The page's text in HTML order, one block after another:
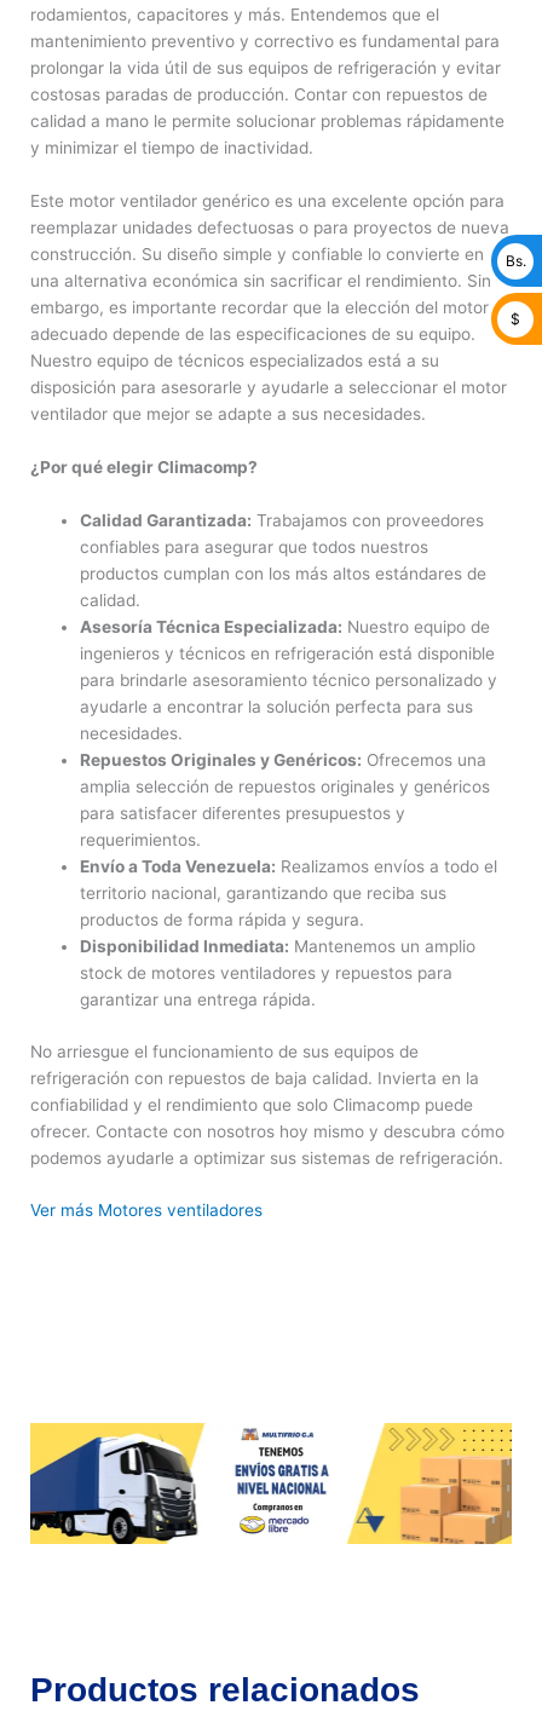
rodamientos, capacitores y más. Entendemos que el
mantenimiento preventivo y correctivo es fundamental para
prolongar la vida útil de sus equipos de refrigeración y evitar
costosas paradas de producción. Contar con repuestos de
calidad a mano le permite solucionar problemas rápidamente
y minimizar el tiempo de inactividad.
Este motor ventilador genérico es una excelente opción para
reemplazar unidades defectuosas o para proyectos de nueva
construcción. Su diseño simple y confiable lo convierte en
una alternativa económica sin sacrificar el rendimiento. Sin
embargo, es importante recordar que la elección del motor
adecuado depende de las especificaciones de su equipo.
Nuestro equipo de técnicos especializados está a su
disposición para asesorarle y ayudarle a seleccionar el motor
ventilador que mejor se adapte a sus necesidades.
¿Por qué elegir Climacomp?
Calidad Garantizada: Trabajamos con proveedores
confiables para asegurar que todos nuestros
productos cumplan con los más altos estándares de
calidad.
Asesoría Técnica Especializada: Nuestro equipo de
ingenieros y técnicos en refrigeración está disponible
para brindarle asesoramiento técnico personalizado y
ayudarle a encontrar la solución perfecta para sus
necesidades.
Repuestos Originales y Genéricos: Ofrecemos una
amplia selección de repuestos originales y genéricos
para satisfacer diferentes presupuestos y
requerimientos.
Envío a Toda Venezuela: Realizamos envíos a todo el
territorio nacional, garantizando que reciba sus
productos de forma rápida y segura.
Disponibilidad Inmediata: Mantenemos un amplio
stock de motores ventiladores y repuestos para
garantizar una entrega rápida.
No arriesgue el funcionamiento de sus equipos de
refrigeración con repuestos de baja calidad. Invierta en la
confiabilidad y el rendimiento que solo Climacomp puede
ofrecer. Contacte con nosotros hoy mismo y descubra cómo
podemos ayudarle a optimizar sus sistemas de refrigeración.
Ver más Motores ventiladores
Productos relacionados
Bs.
$